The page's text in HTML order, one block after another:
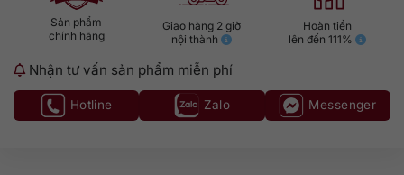
Sản phẩm
chính hãng
Giao hàng 2 giờ
nội thành
Hoàn tiền
lên đến 111%
Nhận tư vấn sản phẩm miễn phí
Hotline Zalo Messenger